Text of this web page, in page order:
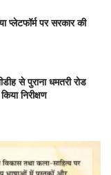
पर सरकार की
से पुराना धमतरी रोड
निरीक्षण